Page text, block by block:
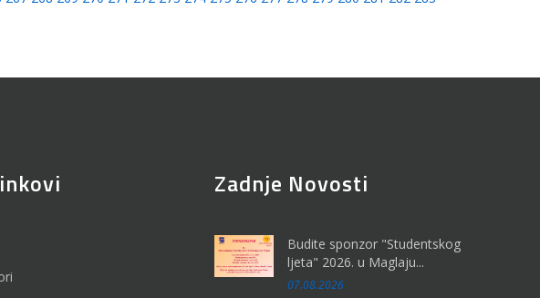
Zadnje Novosti
Budite sponzor "Studentskog
ljeta" 2026. u Maglaju...
07.08.2026